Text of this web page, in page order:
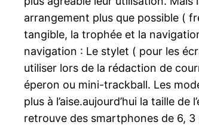
arrangement plus que possible (
tangible, la trophée et la
navigation : Le stylet ( pour les
utiliser lors de la rédaction de
éperon ou mini-trackball. Les
plus à l’aise.aujourd’hui la taille
retrouve des smartphones de 6, 3